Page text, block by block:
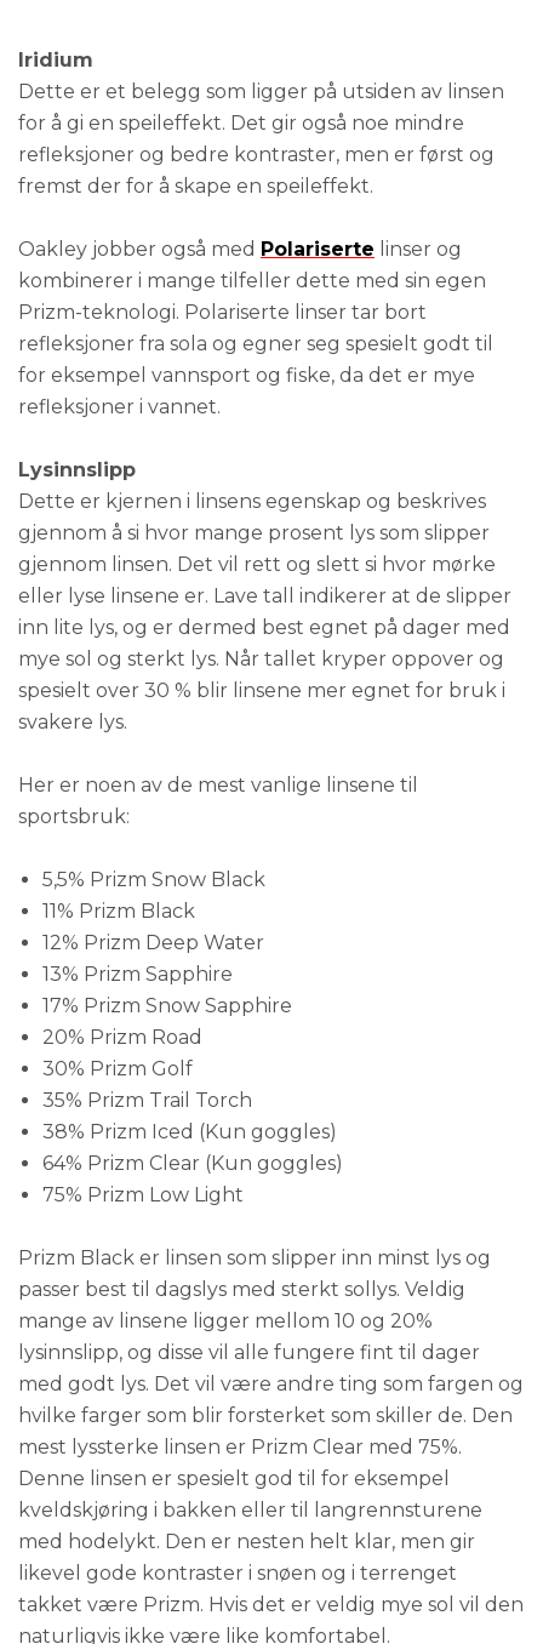
Iridium
Dette er et belegg som ligger på utsiden av linsen
for å gi en speileffekt. Det gir også noe mindre
refleksjoner og bedre kontraster, men er først og
fremst der for å skape en speileffekt.
Oakley jobber også med Polariserte linser og
kombinerer i mange tilfeller dette med sin egen
Prizm-teknologi. Polariserte linser tar bort
refleksjoner fra sola og egner seg spesielt godt til
for eksempel vannsport og fiske, da det er mye
refleksjoner i vannet.
Lysinnslipp
Dette er kjernen i linsens egenskap og beskrives
gjennom å si hvor mange prosent lys som slipper
gjennom linsen. Det vil rett og slett si hvor mørke
eller lyse linsene er. Lave tall indikerer at de slipper
inn lite lys, og er dermed best egnet på dager med
mye sol og sterkt lys. Når tallet kryper oppover og
spesielt over 30 % blir linsene mer egnet for bruk i
svakere lys.
Her er noen av de mest vanlige linsene til
sportsbruk:
5,5% Prizm Snow Black
11% Prizm Black
12% Prizm Deep Water
13% Prizm Sapphire
17% Prizm Snow Sapphire
20% Prizm Road
30% Prizm Golf
35% Prizm Trail Torch
38% Prizm Iced (Kun goggles)
64% Prizm Clear (Kun goggles)
75% Prizm Low Light
Prizm Black er linsen som slipper inn minst lys og
passer best til dagslys med sterkt sollys. Veldig
mange av linsene ligger mellom 10 og 20%
lysinnslipp, og disse vil alle fungere fint til dager
med godt lys. Det vil være andre ting som fargen og
hvilke farger som blir forsterket som skiller de. Den
mest lyssterke linsen er Prizm Clear med 75%.
Denne linsen er spesielt god til for eksempel
kveldskjøring i bakken eller til langrennsturene
med hodelykt. Den er nesten helt klar, men gir
likevel gode kontraster i snøen og i terrenget
takket være Prizm. Hvis det er veldig mye sol vil den
naturligvis ikke være like komfortabel.